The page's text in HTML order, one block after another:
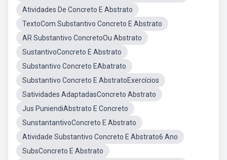
Atividades De Concreto E Abstrato
TextoCom Substantivo Concreto E Abstrato
AR Substantivo ConcretoOu Abstrato
SustantivoConcreto E Abstrato
Substantivo Concreto EAbatrato
Substantivo Concreto E AbstratoExercícios
Satividades AdaptadasConcreto Abstrato
Jus PuniendiAbstrato E Concreto
SunstantantivoConcreto E Abstrato
Atividade Substantivo Concreto E Abstrato6 Ano
SubsConcreto E Abstrato